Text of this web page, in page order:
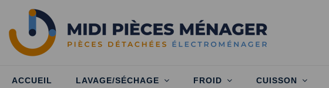
ACCUEIL LAVAGE/SÉCHAGE FROID CUISSON